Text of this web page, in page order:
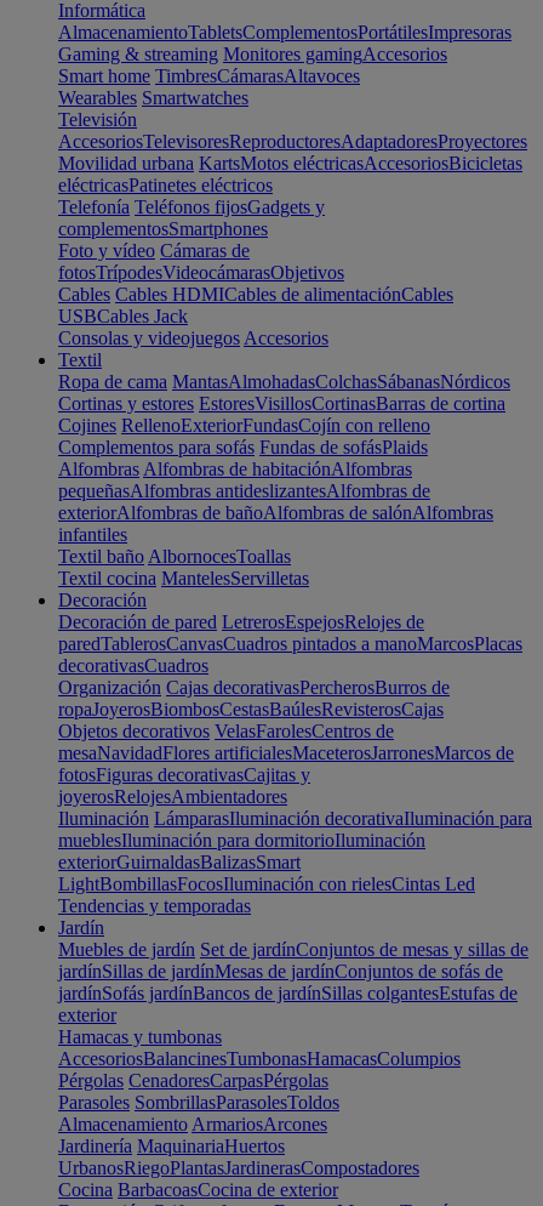
Informática
AlmacenamientoTabletsComplementosPortátilesImpresoras
Gaming & streaming Monitores gamingAccesorios
Smart home TimbresCámarasAltavoces
Wearables Smartwatches
Televisión
AccesoriosTelevisoresReproductoresAdaptadoresProyectores
Movilidad urbana KartsMotos eléctricasAccesoriosBicicletas
eléctricasPatinetes eléctricos
Telefonía Teléfonos fijosGadgets y
complementosSmartphones
Foto y vídeo Cámaras de
fotosTrípodesVideocámarasObjetivos
Cables Cables HDMICables de alimentaciónCables
USBCables Jack
Consolas y videojuegos Accesorios
Textil
Ropa de cama MantasAlmohadasColchasSábanasNórdicos
Cortinas y estores EstoresVisillosCortinasBarras de cortina
Cojines RellenoExteriorFundasCojín con relleno
Complementos para sofás Fundas de sofásPlaids
Alfombras Alfombras de habitaciónAlfombras
pequeñasAlfombras antideslizantesAlfombras de
exteriorAlfombras de bañoAlfombras de salónAlfombras
infantiles
Textil baño AlbornocesToallas
Textil cocina MantelesServilletas
Decoración
Decoración de pared LetrerosEspejosRelojes de
paredTablerosCanvasCuadros pintados a manoMarcosPlacas
decorativasCuadros
Organización Cajas decorativasPercherosBurros de
ropaJoyerosBiombosCestasBaúlesRevisterosCajas
Objetos decorativos VelasFarolesCentros de
mesaNavidadFlores artificialesMaceterosJarronesMarcos de
fotosFiguras decorativasCajitas y
joyerosRelojesAmbientadores
Iluminación LámparasIluminación decorativaIluminación para
mueblesIluminación para dormitorioIluminación
exteriorGuirnaldasBalizasSmart
LightBombillasFocosIluminación con rielesCintas Led
Tendencias y temporadas
Jardín
Muebles de jardín Set de jardínConjuntos de mesas y sillas de
jardínSillas de jardínMesas de jardínConjuntos de sofás de
jardínSofás jardínBancos de jardínSillas colgantesEstufas de
exterior
Hamacas y tumbonas
AccesoriosBalancinesTumbonasHamacasColumpios
Pérgolas CenadoresCarpasPérgolas
Parasoles SombrillasParasolesToldos
Almacenamiento ArmariosArcones
Jardinería MaquinariaHuertos
UrbanosRiegoPlantasJardinerasCompostadores
Cocina BarbacoasCocina de exterior